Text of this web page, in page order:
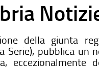
della giunta
Serie), pubblica un
eccezionalmente